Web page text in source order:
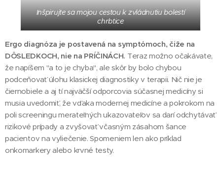
Inšpirujte sa mojou cestou k zvládnutiu bolestí
chrbtice
Ergo diagnóza je postavená na symptómoch, čiže na
DÔSLEDKOCH, nie na PRÍČINÁCH. Teraz možno očakávate,
že napíšem "a to je chyba", ale skôr by bolo chybou
podceňovať úlohu klasickej diagnostiky v terapii. Nič nie je
čiernobiele a aj tí najväčší odporcovia súčasnej medicíny si
musia uvedomiť, že vďaka modernej medicíne a pokrokom na
poli screeningu merateľných ukazovateľov sa darí odchytávať
rizikové prípady a zvyšovať včasným zásahom šance
pacientov na vyliečenie. Spomeniem len ako príklad
onkomarkery alebo krvné testy.